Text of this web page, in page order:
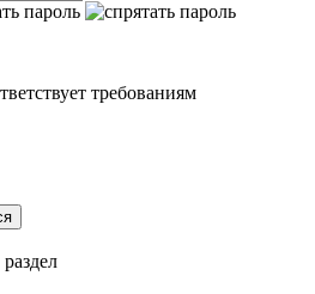
требованиям